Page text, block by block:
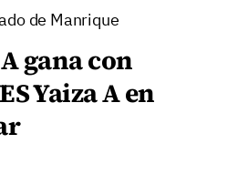
de Manrique
gana con
Yaiza A en